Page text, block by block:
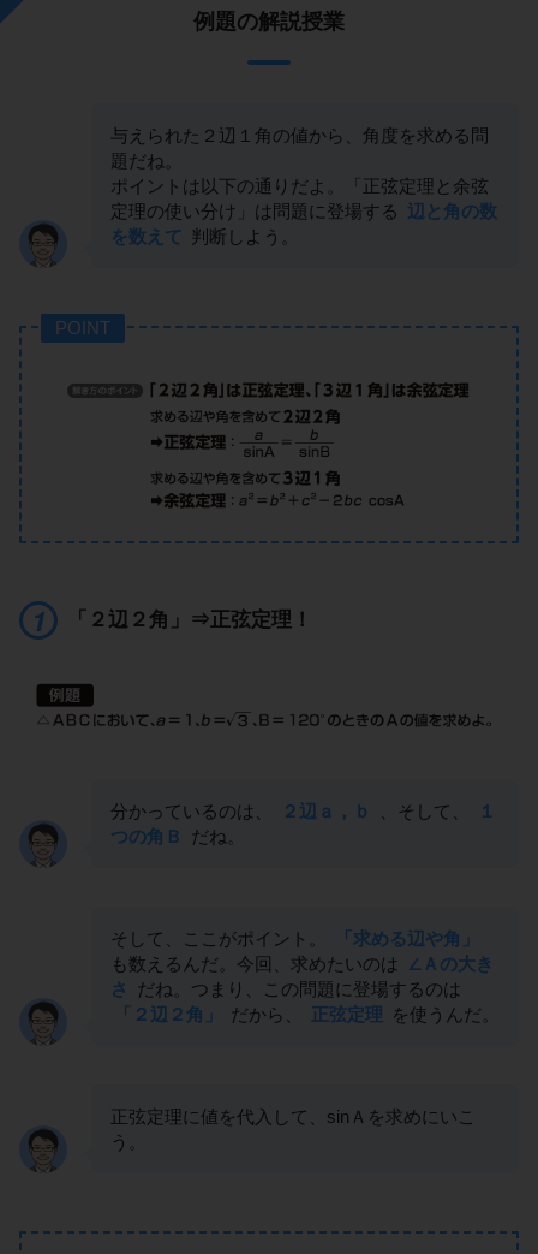
例題の解説授業
与えられた２辺１角の値から、角度を求める問
題だね。
ポイントは以下の通りだよ。「正弦定理と余弦
定理の使い分け」は問題に登場する 辺と角の数
を数えて 判断しよう。
POINT
「２辺２角」⇒正弦定理！
分かっているのは、 ２辺ａ，ｂ 、そして、
１
つの角Ｂ
だね。
そして、ここがポイント。
「求める辺や角」
も数えるんだ。今回、求めたいのは
∠Ａの大き
さ
だね。つまり、この問題に登場するのは
「２辺２角」
だから、 正弦定理 を使うんだ。
正弦定理に値を代入して、sinＡを求めにいこ
う。